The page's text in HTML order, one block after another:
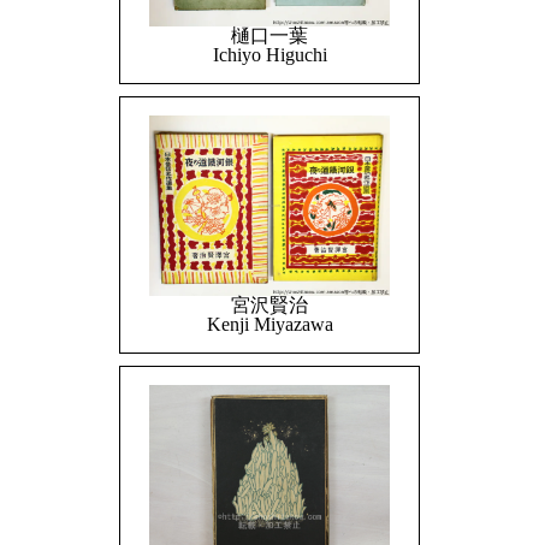
樋口一葉
Ichiyo Higuchi
宮沢賢治
Kenji Miyazawa